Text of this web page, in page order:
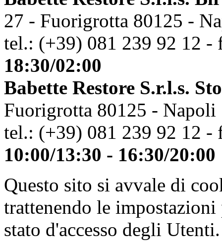
27 - Fuorigrotta 80125 -
tel.: (+39) 081 239 92 12 -
18:30/02:00
Babette Restore S.r.l.s.
Fuorigrotta 80125 - Napoli
tel.: (+39) 081 239 92 12 -
10:00/13:30 - 16:30/20:00
Questo sito si avvale di
trattenendo le
stato d'accesso degli Utenti.